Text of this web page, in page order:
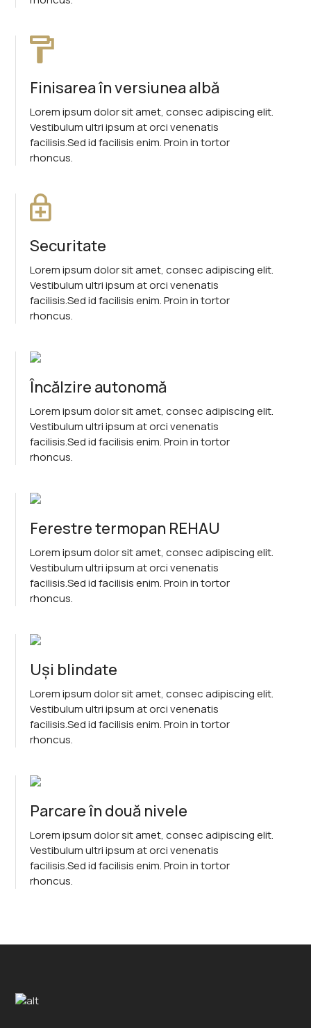
Finisarea în versiunea albă
Lorem ipsum dolor sit amet, consec adipiscing elit.
Vestibulum ultri ipsum at orci venenatis
facilisis.Sed id facilisis enim. Proin in tortor
rhoncus.
Securitate
Lorem ipsum dolor sit amet, consec adipiscing elit.
Vestibulum ultri ipsum at orci venenatis
facilisis.Sed id facilisis enim. Proin in tortor
rhoncus.
Încălzire autonomă
Lorem ipsum dolor sit amet, consec adipiscing elit.
Vestibulum ultri ipsum at orci venenatis
facilisis.Sed id facilisis enim. Proin in tortor
rhoncus.
Ferestre termopan REHAU
Lorem ipsum dolor sit amet, consec adipiscing elit.
Vestibulum ultri ipsum at orci venenatis
facilisis.Sed id facilisis enim. Proin in tortor
rhoncus.
Uși blindate
Lorem ipsum dolor sit amet, consec adipiscing elit.
Vestibulum ultri ipsum at orci venenatis
facilisis.Sed id facilisis enim. Proin in tortor
rhoncus.
Parcare în două nivele
Lorem ipsum dolor sit amet, consec adipiscing elit.
Vestibulum ultri ipsum at orci venenatis
facilisis.Sed id facilisis enim. Proin in tortor
rhoncus.